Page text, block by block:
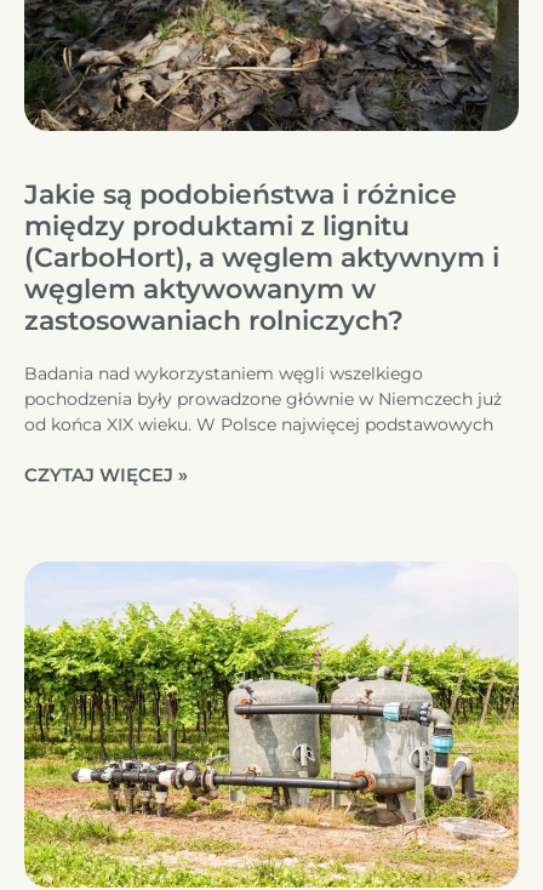
Jakie są podobieństwa i różnice
między produktami z lignitu
(CarboHort), a węglem aktywnym i
węglem aktywowanym w
zastosowaniach rolniczych?
Badania nad wykorzystaniem węgli wszelkiego
pochodzenia były prowadzone głównie w Niemczech już
od końca XIX wieku. W Polsce najwięcej podstawowych
CZYTAJ WIĘCEJ »